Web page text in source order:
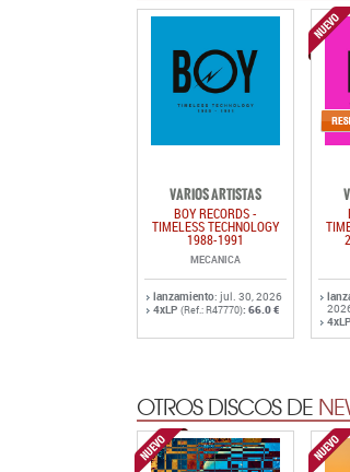
VARIOS ARTISTAS
BOY RECORDS -
1988-1991
lanzamiento: jul. 30, 2026
4xLP(Ref.: R47770):66.0 €
OTROS DISCOS DE